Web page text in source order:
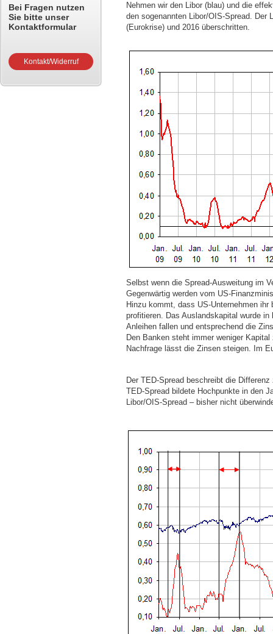
Nehmen wir den Libor (blau) und die
den sogenannten Libor/OIS-Spread.
(Eurokrise) und 2016 überschritten.
Selbst wenn die Spread-Ausweitung im
Gegenwärtig werden vom US-
Hinzu kommt, dass US-Unternehmen
profitieren. Das Auslandskapital wurde
Anleihen fallen und entsprechend die
Den Banken steht immer weniger
Nachfrage lässt die Zinsen steigen. Im
Der TED-Spread beschreibt die
TED-Spread bildete Hochpunkte in den
Libor/OIS-Spread – bisher nicht
Bei Fragen nutzen
Sie bitte unser
Kontaktformular
Kontakt/Widerruf